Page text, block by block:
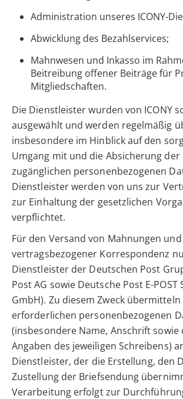
Administration unseres ICONY-
Abwicklung des Bezahlservices;
Mahnwesen und Inkasso im
Beitreibung offener Beiträge für
Mitgliedschaften.
Die Dienstleister wurden von ICONY
ausgewählt und werden regelmäßig
insbesondere im Hinblick auf den
Umgang mit und die Absicherung der
zugänglichen personenbezogenen
Dienstleister werden von uns zur
zur Einhaltung der gesetzlichen
verpflichtet.
Für den Versand von Mahnungen
vertragsbezogener Korrespondenz
Dienstleister der Deutschen Post
Post AG sowie Deutsche Post E-POST
GmbH). Zu diesem Zweck
erforderlichen personenbezogenen
(insbesondere Name, Anschrift sowie
Angaben des jeweiligen Schreibens)
Dienstleister, der die Erstellung, den
Zustellung der Briefsendung
Verarbeitung erfolgt zur